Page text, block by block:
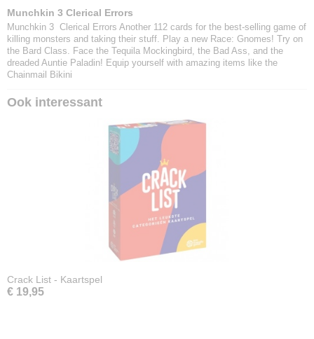
Munchkin 3 Clerical Errors
Munchkin 3 Clerical Errors Another 112 cards for the best-selling game of
killing monsters and taking their stuff. Play a new Race: Gnomes! Try on
the Bard Class. Face the Tequila Mockingbird, the Bad Ass, and the
dreaded Auntie Paladin! Equip yourself with amazing items like the
Chainmail Bikini
Ook interessant
Crack List - Kaartspel
€ 19,95